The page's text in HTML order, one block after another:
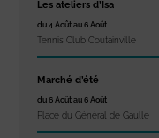
Les ateliers d’Isa
du 4 Août au 6 Août
Tennis Club Coutainville
Marché d’été
du 6 Août au 6 Août
Place du Général de Gaulle